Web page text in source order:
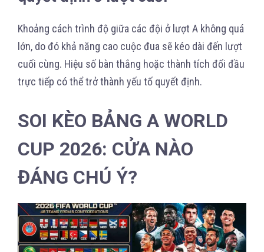
Khoảng cách trình độ giữa các đội ở lượt A không quá
lớn, do đó khả năng cao cuộc đua sẽ kéo dài đến lượt
cuối cùng. Hiệu số bàn thắng hoặc thành tích đối đầu
trực tiếp có thể trở thành yếu tố quyết định.
SOI KÈO BẢNG A WORLD
CUP 2026: CỬA NÀO
ĐÁNG CHÚ Ý?